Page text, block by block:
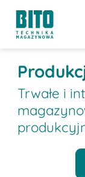
Trwałe i